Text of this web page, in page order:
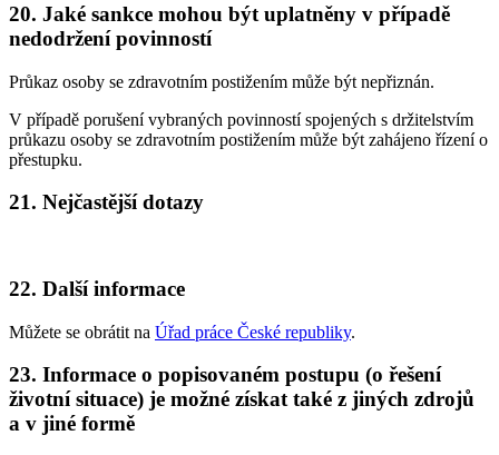
20. Jaké sankce mohou být uplatněny v případě
nedodržení povinností
Průkaz osoby se zdravotním postižením může být nepřiznán.
V případě porušení vybraných povinností spojených s držitelstvím
průkazu osoby se zdravotním postižením může být zahájeno řízení o
přestupku.
21. Nejčastější dotazy
22. Další informace
Můžete se obrátit na Úřad práce České republiky.
23. Informace o popisovaném postupu (o řešení
životní situace) je možné získat také z jiných zdrojů
a v jiné formě